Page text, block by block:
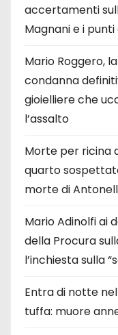
accertamenti
Magnani e i
Mario Roggero,
condanna
gioielliere che
l’assalto
Morte per ricina
quarto
morte di
Mario Adinolfi ai
della Procura
l’inchiesta sulla
Entra di notte
tuffa: muore